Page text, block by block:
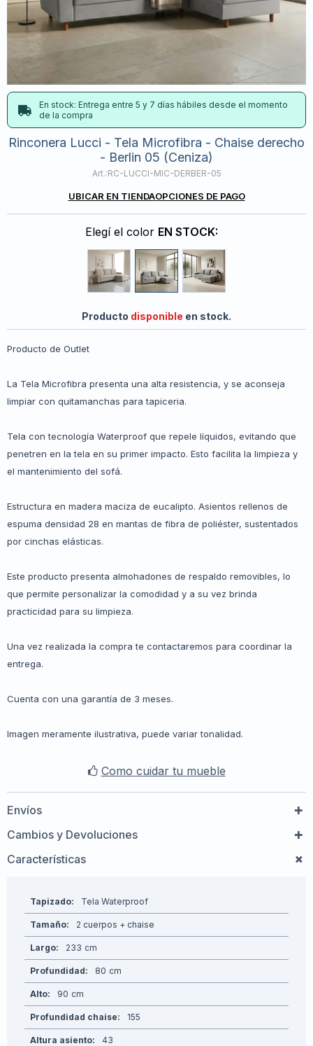
En stock: Entrega entre 5 y 7 días hábiles desde el momento
de la compra
Rinconera Lucci - Tela Microfibra - Chaise derecho
- Berlin 05 (Ceniza)
RC-LUCCI-MIC-DERBER-05
UBICAR EN TIENDAOPCIONES DE PAGO
Elegí el color EN STOCK:
Producto disponible en stock.
Producto de Outlet
La Tela Microfibra presenta una alta resistencia, y se aconseja
limpiar con quitamanchas para tapiceria.
Tela con tecnología Waterproof que repele líquidos, evitando que
penetren en la tela en su primer impacto. Esto facilita la limpieza y
el mantenimiento del sofá.
Estructura en madera maciza de eucalipto. Asientos rellenos de
espuma densidad 28 en mantas de fibra de poliéster, sustentados
por cinchas elásticas.
Este producto presenta almohadones de respaldo removibles, lo
que permite personalizar la comodidad y a su vez brinda
practicidad para su limpieza.
Una vez realizada la compra te contactaremos para coordinar la
entrega.
Cuenta con una garantía de 3 meses.
Imagen meramente ilustrativa, puede variar tonalidad.
Como cuidar tu mueble
Envíos
Cambios y Devoluciones
Características
Tapizado Tela Waterproof
Tamaño 2 cuerpos + chaise
Largo 233
Profundidad 80
Alto 90
Profundidad chaise 155
Altura asiento 43